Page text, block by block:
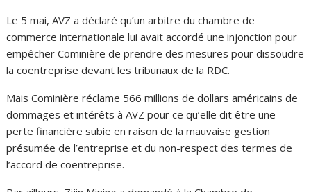
Le 5 mai, AVZ a déclaré qu’un arbitre du chambre de
commerce internationale lui avait accordé une injonction pour
empêcher Cominière de prendre des mesures pour dissoudre
la coentreprise devant les tribunaux de la RDC.
Mais Cominière réclame 566 millions de dollars américains de
dommages et intérêts à AVZ pour ce qu’elle dit être une
perte financière subie en raison de la mauvaise gestion
présumée de l’entreprise et du non-respect des termes de
l’accord de coentreprise.